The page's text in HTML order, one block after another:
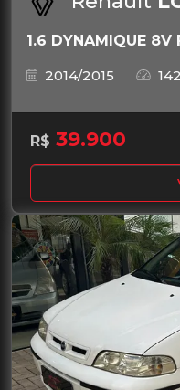
1.6 DYNAMIQUE 8V
2014/2015
R$ 39.900